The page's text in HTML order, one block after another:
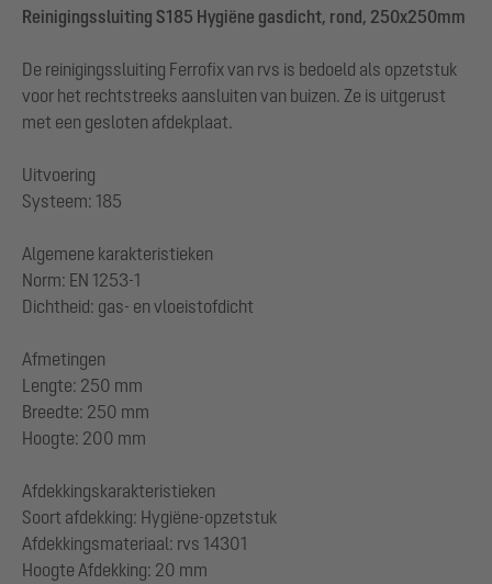
Reinigingssluiting S185 Hygiëne gasdicht, rond, 250x250mm
De reinigingssluiting Ferrofix van rvs is bedoeld als opzetstuk
voor het rechtstreeks aansluiten van buizen. Ze is uitgerust
met een gesloten afdekplaat.
Uitvoering
Systeem: 185
Algemene karakteristieken
Norm: EN 1253-1
Dichtheid: gas- en vloeistofdicht
Afmetingen
Lengte: 250 mm
Breedte: 250 mm
Hoogte: 200 mm
Afdekkingskarakteristieken
Soort afdekking: Hygiëne-opzetstuk
Afdekkingsmateriaal: rvs 14301
Hoogte Afdekking: 20 mm